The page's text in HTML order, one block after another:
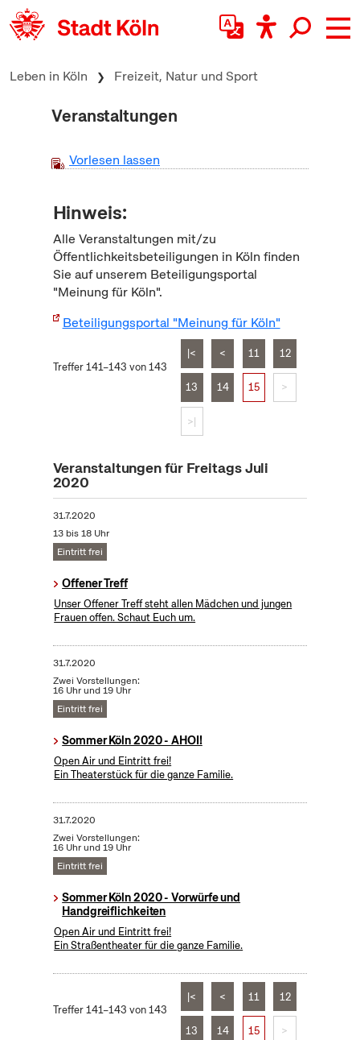
zum Inhalt springen
Leben in Köln Freizeit, Natur und Sport
Veranstaltungen
Vorlesen lassen
Hinweis:
Alle Veranstaltungen mit/zu
Öffentlichkeitsbeteiligungen in Köln finden
Sie auf unserem Beteiligungsportal
"Meinung für Köln".
Beteiligungsportal "Meinung für Köln"
Treffer 141–143 von 143
|< < 11 12
13 14 15 >
>|
Veranstaltungen für Freitags Juli
2020
31.7.2020
13 bis 18 Uhr
Eintritt frei
Offener Treff
Unser Offener Treff steht allen Mädchen und jungen
Frauen offen. Schaut Euch um.
31.7.2020
Zwei Vorstellungen:
16 Uhr und 19 Uhr
Eintritt frei
Sommer Köln 2020 - AHOI!
Open Air und Eintritt frei!
Ein Theaterstück für die ganze Familie.
31.7.2020
Zwei Vorstellungen:
16 Uhr und 19 Uhr
Eintritt frei
Sommer Köln 2020 - Vorwürfe und
Handgreiflichkeiten
Open Air und Eintritt frei!
Ein Straßentheater für die ganze Familie.
Treffer 141–143 von 143
|< < 11 12
13 14 15 >